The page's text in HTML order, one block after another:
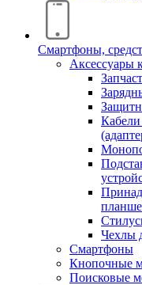
Смартфоны,
Аксессуары
Чехлы
Смартфоны
Кнопочные
Поисковые